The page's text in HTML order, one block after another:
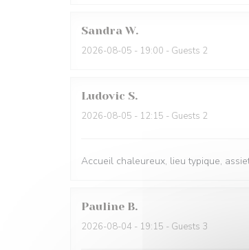
Sandra W
2026-08-05 - 19:00 - Guests 2
Ludovic S
2026-08-05 - 12:15 - Guests 2
Accueil chaleureux, lieu typique,
Pauline B
2026-08-04 - 19:15 - Guests 3